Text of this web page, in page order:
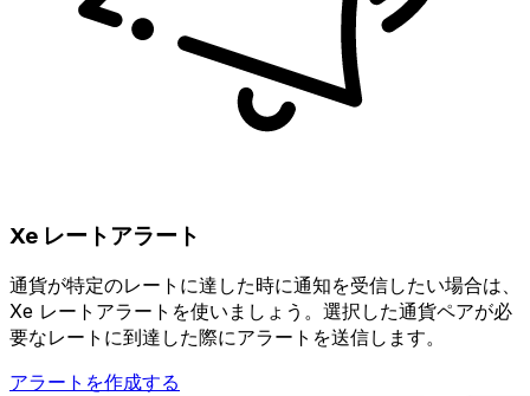
Xe レートアラート
通貨が特定のレートに達した時に通知を受信したい場合は、
Xe レートアラートを使いましょう。選択した通貨ペアが必
要なレートに到達した際にアラートを送信します。
アラートを作成する